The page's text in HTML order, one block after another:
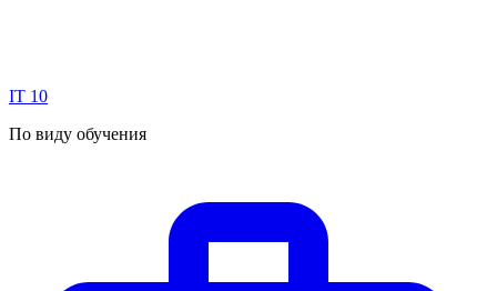
IT 10
По виду обучения